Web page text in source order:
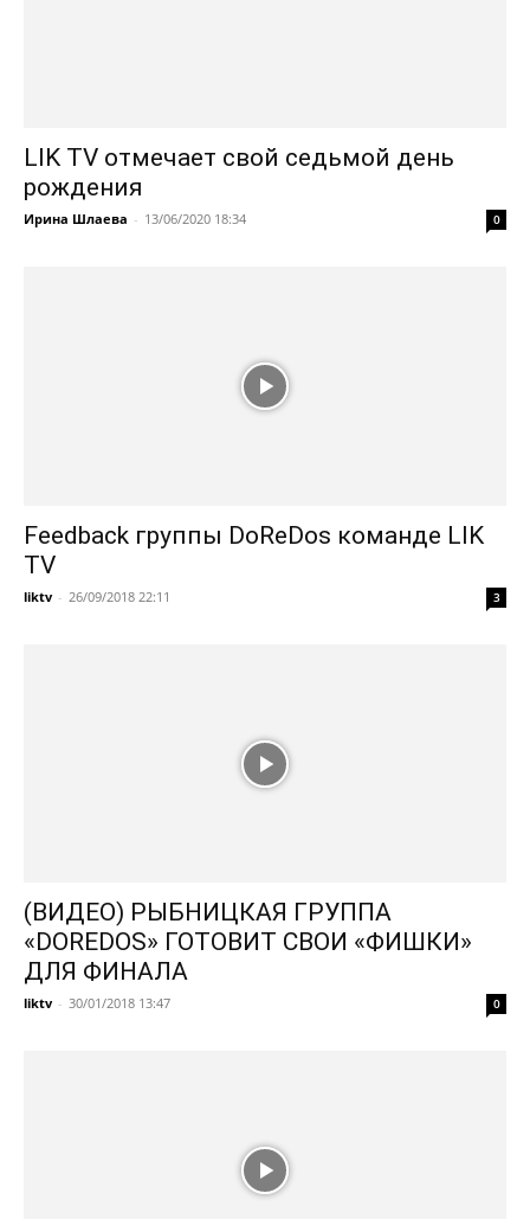
LIK TV отмечает свой седьмой день
рождения
Ирина Шлаева - 13/06/2020 18:34 0
Feedback группы DoReDos команде LIK
TV
liktv - 26/09/2018 22:11 3
(ВИДЕО) РЫБНИЦКАЯ ГРУППА
«DOREDOS» ГОТОВИТ СВОИ «ФИШКИ»
ДЛЯ ФИНАЛА
liktv - 30/01/2018 13:47 0